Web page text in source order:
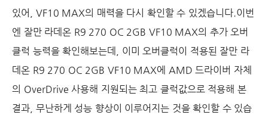
있어
, VF10 MAX의 매력을 다시 확인할 수 있겠습니다.이번
엔 잘만 라데온 R9 270 OC 2GB VF10 MAX의 추가 오버
클럭 능력을 확인해보는데
이미 오버클럭이 적용된 잘만 라
데온 R9 270 OC 2GB VF10 MAX에 AMD 드라이버 자체
의 OverDrive 사용해 지원되는 최고 클럭값으로 적용해 본
결과 무난하게 성능 향상이 이루어지는 것을 확인할 수 있습